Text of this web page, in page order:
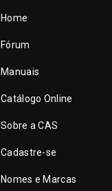
Home
Fórum
Manuais
Catálogo Online
Sobre a CAS
Cadastre-se
Nomes e Marcas